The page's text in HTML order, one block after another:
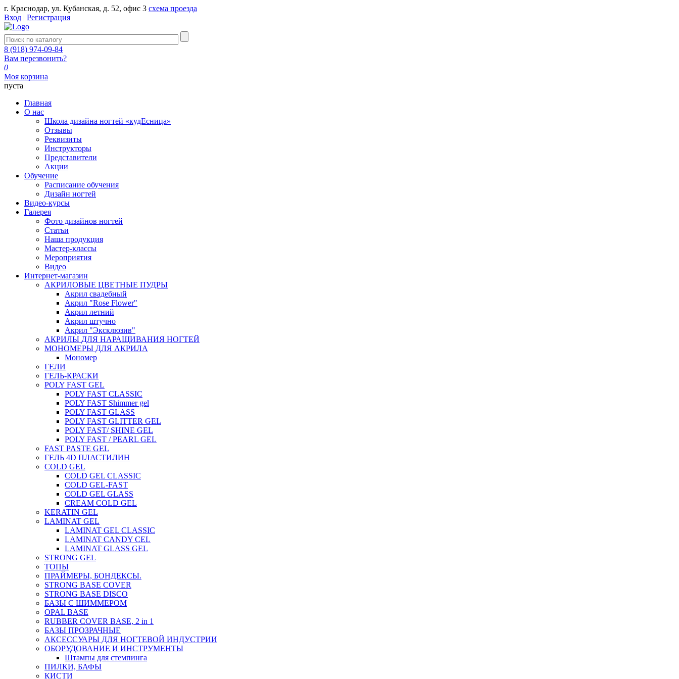
г. Краснодар, ул. Кубанская, д. 52, офис 3 схема проезда
Вход | Регистрация
8 (918) 974-09-84
Вам перезвонить?
0
Моя корзина
пуста
Главная
О нас
Школа дизайна ногтей «кудЕсница»
Отзывы
Реквизиты
Инструкторы
Представители
Акции
Обучение
Расписание обучения
Дизайн ногтей
Видео-курсы
Галерея
Фото дизайнов ногтей
Статьи
Наша продукция
Мастер-классы
Мероприятия
Видео
Интернет-магазин
АКРИЛОВЫЕ ЦВЕТНЫЕ ПУДРЫ
Акрил свадебный
Акрил "Rose Flower"
Акрил летний
Акрил штучно
Акрил "Эксклюзив"
АКРИЛЫ ДЛЯ НАРАЩИВАНИЯ НОГТЕЙ
МОНОМЕРЫ ДЛЯ АКРИЛА
Мономер
ГЕЛИ
ГЕЛЬ-КРАСКИ
POLY FAST GEL
POLY FAST CLASSIC
POLY FAST Shimmer gel
POLY FAST GLASS
POLY FAST GLITTER GEL
POLY FAST/ SHINE GEL
POLY FAST / PEARL GEL
FAST PASTE GEL
ГЕЛЬ 4D ПЛАСТИЛИН
COLD GEL
COLD GEL CLASSIC
COLD GEL-FAST
COLD GEL GLASS
CREAM COLD GEL
KERATIN GEL
LAMINAT GEL
LAMINAT GEL CLASSIС
LAMINAT CANDY CEL
LAMINAT GLASS GEL
STRONG GEL
ТОПЫ
ПРАЙМЕРЫ, БОНДЕКСЫ.
STRONG BASE COVER
STRONG BASE DISCO
БАЗЫ С ШИММЕРОМ
OPAL BASE
RUBBER COVER BASE, 2 in 1
БАЗЫ ПРОЗРАЧНЫЕ
АКСЕССУАРЫ ДЛЯ НОГТЕВОЙ ИНДУСТРИИ
ОБОРУДОВАНИЕ И ИНСТРУМЕНТЫ
Штампы для стемпинга
ПИЛКИ, БАФЫ
КИСТИ